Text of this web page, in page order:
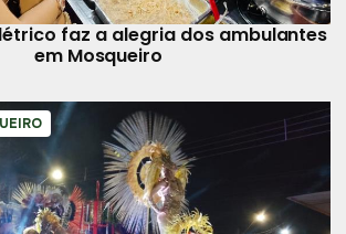
faz a alegria dos ambulantes
em Mosqueiro